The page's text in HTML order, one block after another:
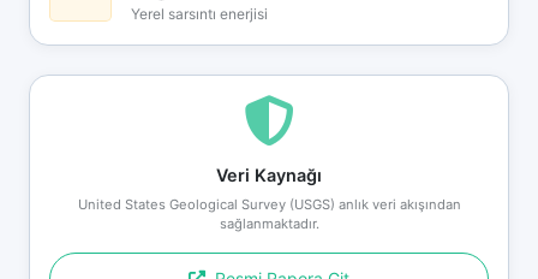
Yerel sarsıntı enerjisi
Veri Kaynağı
United States Geological Survey (USGS) anlık veri akışından
sağlanmaktadır.